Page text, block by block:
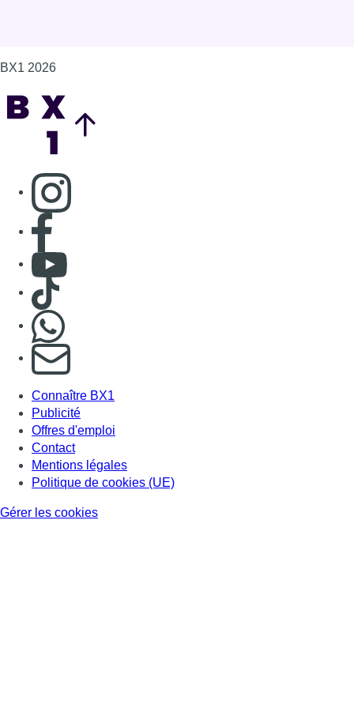
BX1 2026
Consulter page Instagram
Consulter page Facebook
Consulter Youtube
Consulter TikTok
S'abonner à notre newsletter
Connaître BX1
Publicité
Offres d'emploi
Contact
Mentions légales
Politique de cookies (UE)
Gérer les cookies